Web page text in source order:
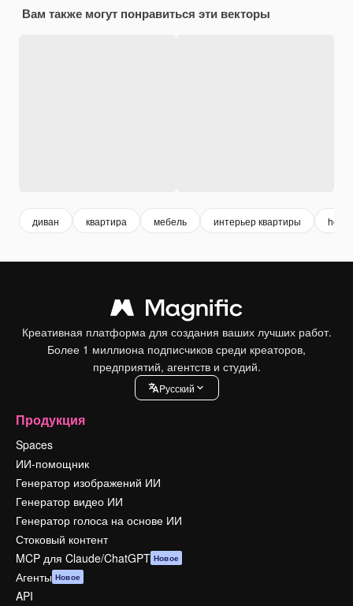
Вам также могут понравиться эти векторы
диван квартира мебель интерьер квартиры
Креативная платформа для создания ваших лучших работ.
Более 1 миллиона подписчиков среди креаторов,
предприятий, агентств и студий.
Pусский
Продукция
Spaces
ИИ-помощник
Генератор изображений ИИ
Генератор видео ИИ
Генератор голоса на основе ИИ
Стоковый контент
MCP для Claude/ChatGPT Новое
Агенты Новое
API